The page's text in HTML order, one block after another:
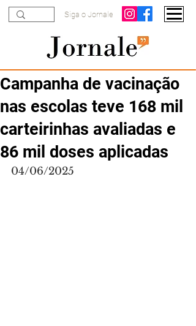
Siga o Jornale
Campanha de vacinação
nas escolas teve 168 mil
carteirinhas avaliadas e
86 mil doses aplicadas
04/06/2025